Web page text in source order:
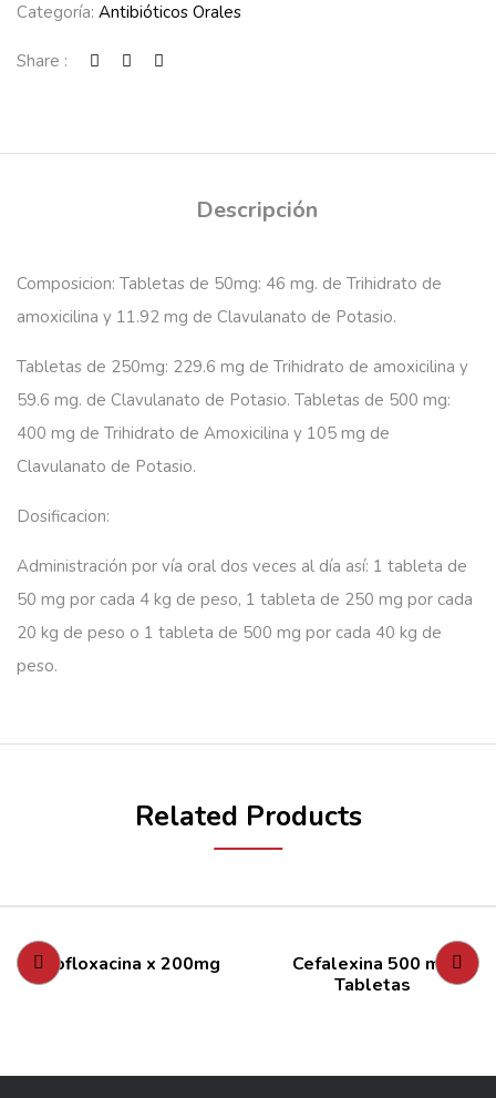
Categoría: Antibióticos Orales
Share :
Descripción
Composicion: Tabletas de 50mg: 46 mg. de Trihidrato de
amoxicilina y 11.92 mg de Clavulanato de Potasio.
Tabletas de 250mg: 229.6 mg de Trihidrato de amoxicilina y
59.6 mg. de Clavulanato de Potasio. Tabletas de 500 mg:
400 mg de Trihidrato de Amoxicilina y 105 mg de
Clavulanato de Potasio.
Dosificacion:
Administración por vía oral dos veces al día así: 1 tableta de
50 mg por cada 4 kg de peso, 1 tableta de 250 mg por cada
20 kg de peso o 1 tableta de 500 mg por cada 40 kg de
peso.
Related Products
Enrofloxacina x 200mg
Cefalexina 500 mg
Tabletas